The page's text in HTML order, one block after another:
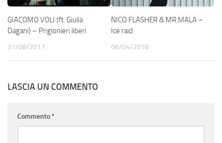
GIACOMO VOLI (ft. Giulia
Dagani) – Prigionieri liberi
31/08/2017
NICO FLASHER & MR.MALA –
Ice raid
06/04/2018
LASCIA UN COMMENTO
Commento*